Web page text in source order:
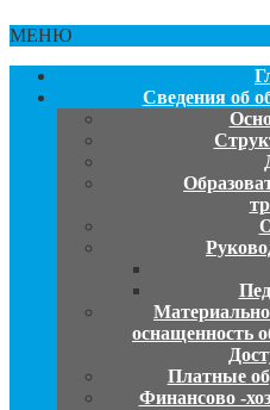
МЕНЮ
Сведения об
оснащенность
Платные
Финансово -